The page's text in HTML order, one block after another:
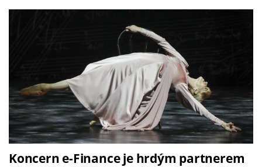
Koncern e-Finance je hrdým partnerem